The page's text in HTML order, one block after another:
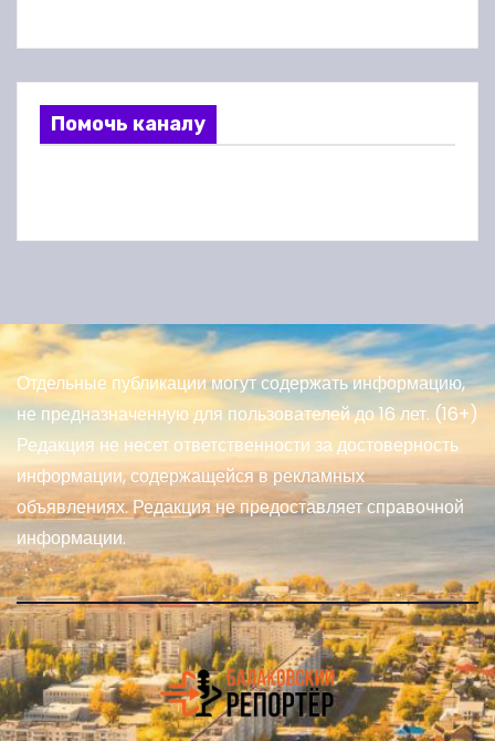
Помочь каналу
Отдельные публикации могут содержать информацию,
не предназначенную для пользователей до 16 лет. (16+)
Редакция не несет ответственности за достоверность
информации, содержащейся в рекламных
объявлениях. Редакция не предоставляет справочной
информации.